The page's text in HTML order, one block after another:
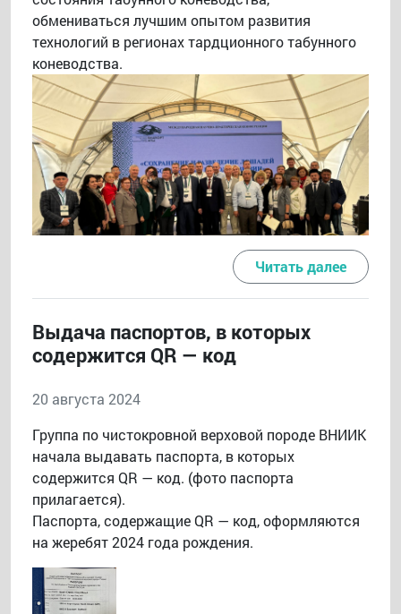
обмениваться лучшим опытом развития
технологий в регионах тардционного табунного
коневодства.
Читать далее
Выдача паспортов, в которых
содержится QR — код
20 августа 2024
Группа по чистокровной верховой породе ВНИИК
начала выдавать паспорта, в которых
содержится QR — код. (фото паспорта
прилагается).
Паспорта, содержащие QR — код, оформляются
на жеребят 2024 года рождения.